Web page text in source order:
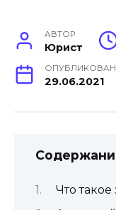
АВТОР
Юрист
29.06.2021
Что такое